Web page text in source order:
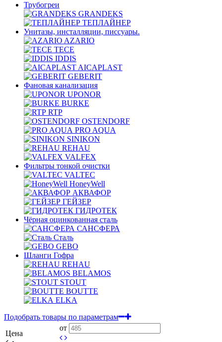
Трубогреи
GRANDEKS
ТЕПЛАЙНЕР
Унитазы, инсталляции, писсуары.
AZARIO
TECE
IDDIS
AICAPLAST
GEBERIT
Фановая канализация
UPONOR
BURKE
RTP
OSTENDORF
PRO AQUA
SINIKON
REHAU
VALFEX
Фильтры тонкой очистки
VALTEC
HoneyWell
АКВАФОР
ГЕЙЗЕР
ГИДРОТЕК
Чёрная оцинкованная сталь
САНСФЕРА
Сталь
GEBO
Шланги Гофра
REHAU
BELAMOS
STOUT
BOUTTE
ELKA
Подобрать товары по параметрам
Цена
от